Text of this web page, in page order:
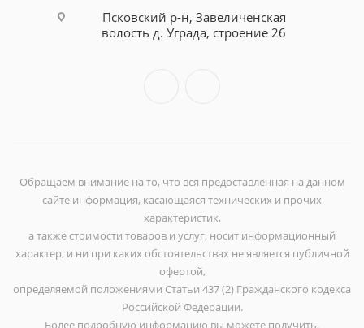
Псковский р-н, Завеличенская
волость д. Уграда, строение 26
Обращаем внимание на то, что вся предоставленная на данном
сайте информация, касающаяся технических и прочих
характеристик,
а также стоимости товаров и услуг, носит информационный
характер, и ни при каких обстоятельствах не является публичной
офертой,
определяемой положениями Статьи 437 (2) Гражданского кодекса
Российской Федерации.
Более подробную информацию вы можете получить,